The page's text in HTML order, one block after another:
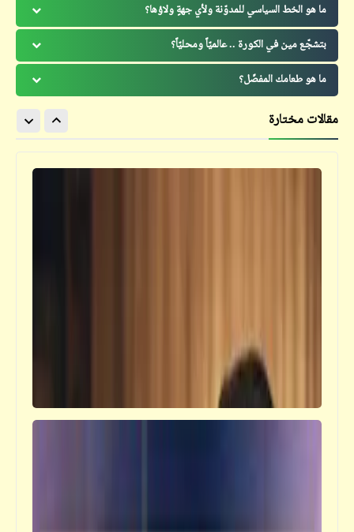
ما هو الخط السياسي للمدوّنة ولأي جهةٍ ولاؤها؟
بتشجّع مين في الكورة .. عالميّاً ومحليّاً؟
ما هو طعامك المفضّل؟
مقالات مختارة